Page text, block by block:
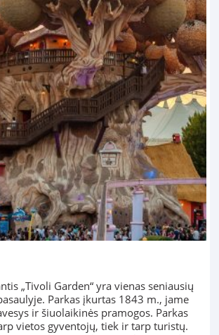
„Tivoli Garden“ yra vienas seniausių
Parkas įkurtas 1843 m., jame
ir šiuolaikinės pramogos. Parkas
vietos gyventojų, tiek ir tarp turistų.